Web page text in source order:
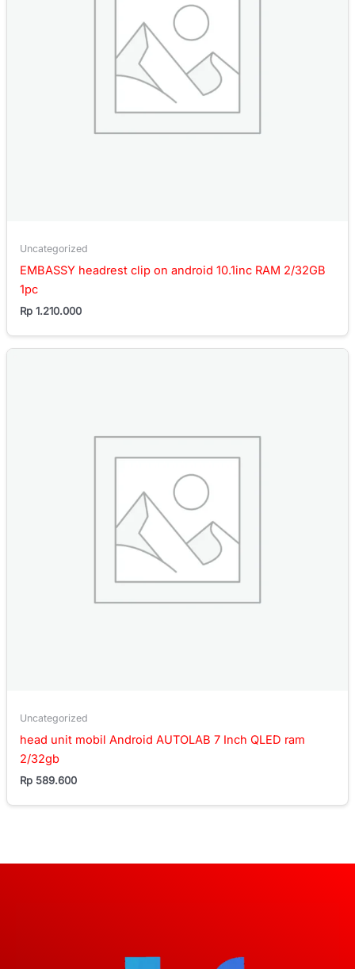
Uncategorized
EMBASSY headrest clip on android 10.1inc RAM 2/32GB
1pc
Rp 1.210.000
Uncategorized
head unit mobil Android AUTOLAB 7 Inch QLED ram
2/32gb
Rp 589.600